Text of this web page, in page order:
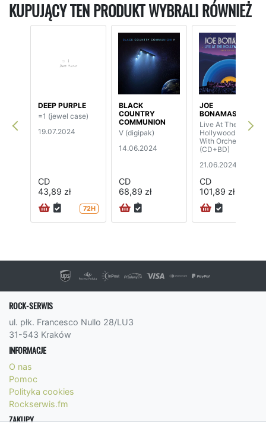
KUPUJĄCY TEN PRODUKT WYBRALI RÓWNIEŻ
DEEP PURPLE
=1 (jewel case)
19.07.2024
CD
43,89 zł
72H
BLACK
COUNTRY
COMMUNION
V (digipak)
14.06.2024
CD
68,89 zł
JOE
BONAMASSA
Live At The
Hollywood Bowl
With Orchestra
(CD+BD)
21.06.2024
CD
101,89 zł
ROCK-SERWIS
ul. płk. Francesco Nullo 28/LU3
31-543 Kraków
INFORMACJE
O nas
Pomoc
Polityka cookies
Rockserwis.fm
ZAKUPY